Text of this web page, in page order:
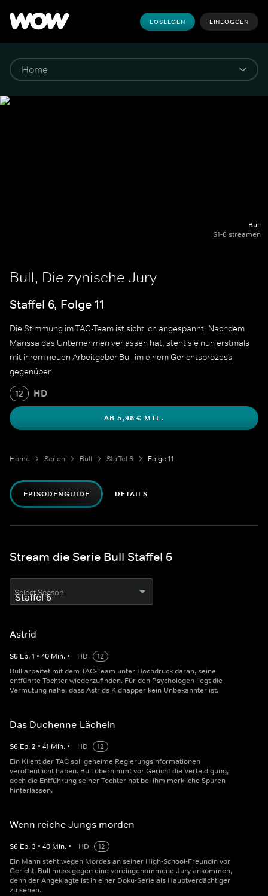
LOSLEGEN EINLOGGEN
Bull
S1-6 streamen
Bull, Die zynische Jury
Staffel 6, Folge 11
Die Stimmung im TAC-Team ist sichtlich angespannt. Nachdem
Marissa das Unternehmen verlassen hat, steht sie nun erstmals
mit ihrem neuen Arbeitgeber Bull im einem Gerichtsprozess
gegenüber.
12 HD
AB 5,98 € MTL.
Home Serien Bull Staffel 6 Folge 11
EPISODENGUIDE DETAILS
Stream die Serie Bull Staffel 6
Select Season
Astrid
S6 Ep.1 • 40 Min. • HD
12
Bull arbeitet mit dem TAC-Team unter Hochdruck daran, seine
entführte Tochter wiederzufinden. Für den Psychologen liegt die
Vermutung nahe, dass Astrids Kidnapper kein Unbekannter ist.
Das Duchenne-Lächeln
S6 Ep.2 • 41 Min. • HD
12
Ein Klient der TAC soll geheime Regierungsinformationen
veröffentlicht haben. Bull übernimmt vor Gericht die Verteidigung,
doch die Entführung seiner Tochter hat bei ihm merkliche Spuren
hinterlassen.
Wenn reiche Jungs morden
S6 Ep.3 • 40 Min. • HD
12
Ein Mann steht wegen Mordes an seiner High-School-Freundin vor
Gericht. Bull muss gegen eine voreingenommene Jury ankommen,
denn der Angeklagte ist in einer Doku-Serie als Hauptverdächtiger
zu sehen.